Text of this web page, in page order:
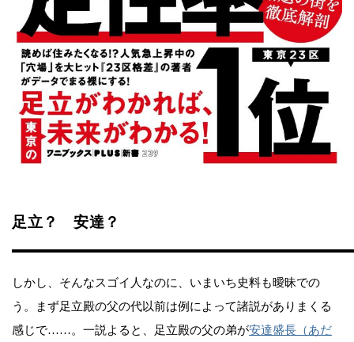
足立？ 安達？
しかし、そんなスゴイ人なのに、いまいち史料も曖昧での
う。まず足立殿の父の代以前は例によって諸説がありまくる
感じで……。一説よると、足立殿の父の弟が安達盛長（あだ